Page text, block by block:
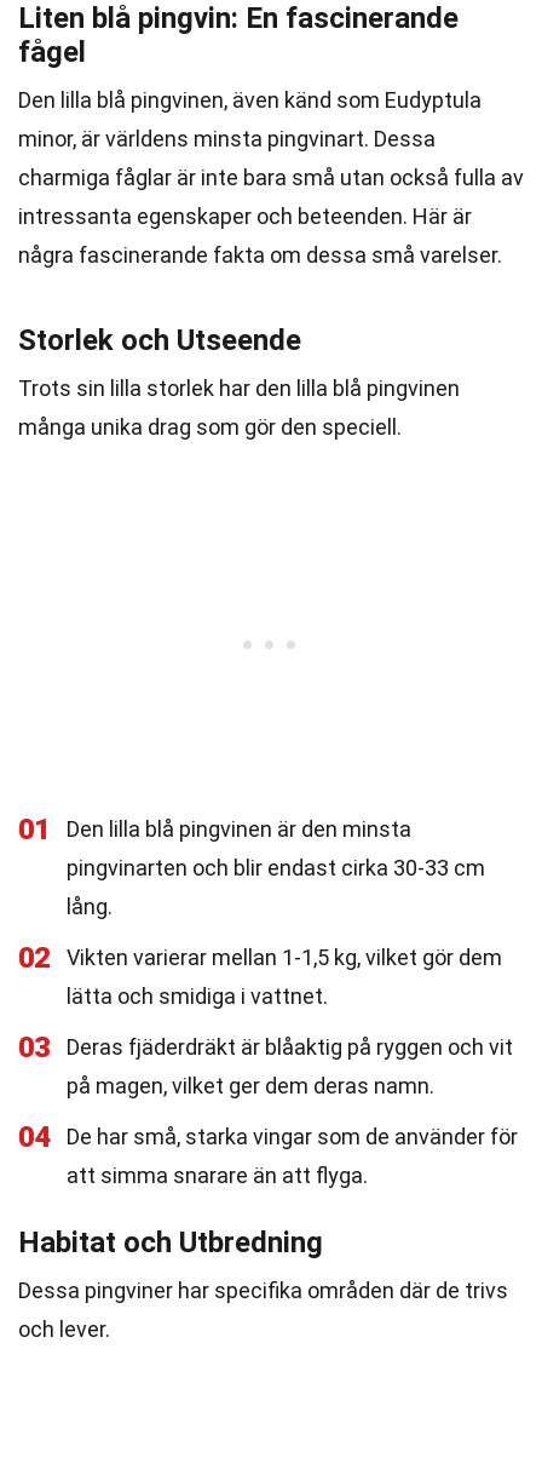
Liten blå pingvin: En fascinerande
fågel
Den lilla blå pingvinen, även känd som Eudyptula
minor, är världens minsta pingvinart. Dessa
charmiga fåglar är inte bara små utan också fulla av
intressanta egenskaper och beteenden. Här är
några fascinerande fakta om dessa små varelser.
Storlek och Utseende
Trots sin lilla storlek har den lilla blå pingvinen
många unika drag som gör den speciell.
01
Den lilla blå pingvinen är den minsta
pingvinarten och blir endast cirka 30-33 cm
lång.
02
Vikten varierar mellan 1-1,5 kg, vilket gör dem
lätta och smidiga i vattnet.
03
Deras fjäderdräkt är blåaktig på ryggen och vit
på magen, vilket ger dem deras namn.
04
De har små, starka vingar som de använder för
att simma snarare än att flyga.
Habitat och Utbredning
Dessa pingviner har specifika områden där de trivs
och lever.